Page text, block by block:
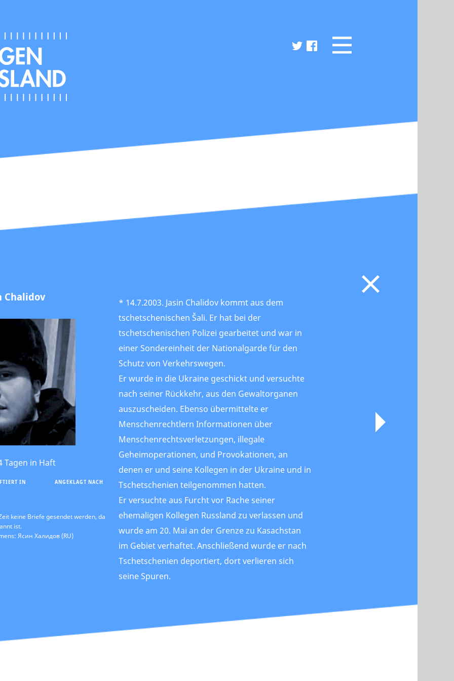
Chalidov
Tagen in Haft
IN ANGEKLAGT NACH
keine Briefe gesendet werden, da
ist.
Ясин Халидов (RU)
* 14.7.2003. Jasin Chalidov kommt aus dem
tschetschenischen Šali. Er hat bei der
tschetschenischen Polizei gearbeitet und war in
einer Sondereinheit der Nationalgarde für den
Schutz von Verkehrswegen.
Er wurde in die Ukraine geschickt und versuchte
nach seiner Rückkehr, aus den Gewaltorganen
auszuscheiden. Ebenso übermittelte er
Menschenrechtlern Informationen über
Menschenrechtsverletzungen, illegale
Geheimoperationen, und Provokationen, an
denen er und seine Kollegen in der Ukraine und in
Tschetschenien teilgenommen hatten.
Er versuchte aus Furcht vor Rache seiner
ehemaligen Kollegen Russland zu verlassen und
wurde am 20. Mai an der Grenze zu Kasachstan
im Gebiet verhaftet. Anschließend wurde er nach
Tschetschenien deportiert, dort verlieren sich
seine Spuren.